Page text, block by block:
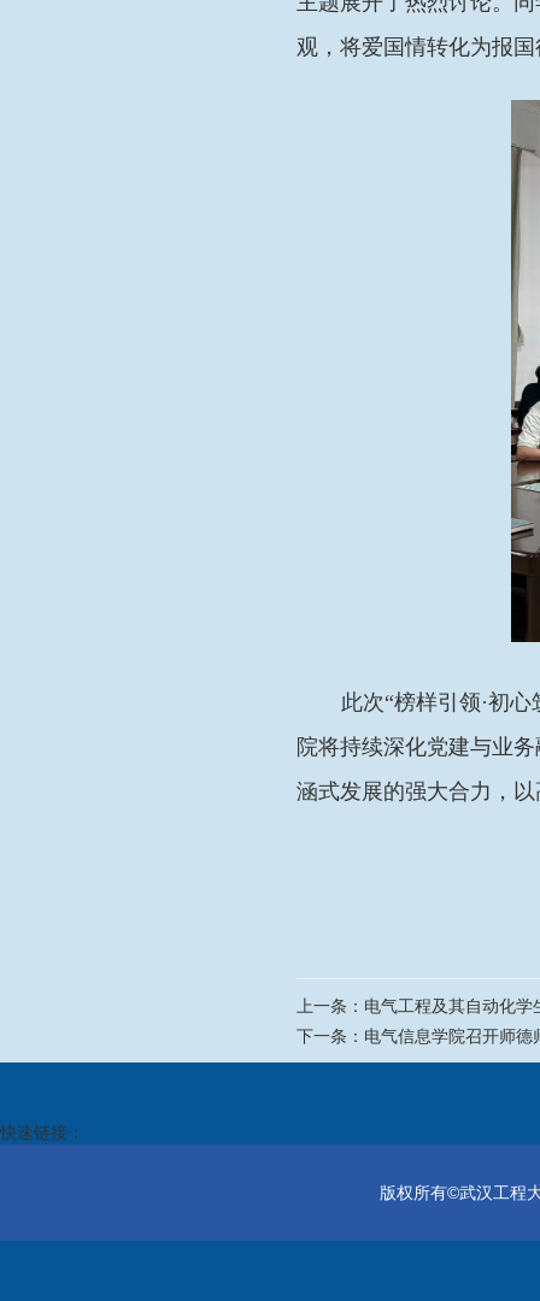
观，将爱国情转化为报
此次“榜样引领·初
院将持续深化党建与业
涵式发展的强大合力，
上一条： 电气工程及其自动化学
下一条： 电气信息学院召开师
快速链接：
版权所有©武汉工程